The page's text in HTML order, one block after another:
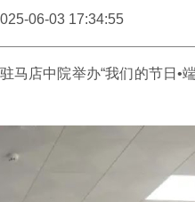
06-03 17:34:55
店中院举办“我们的节日•